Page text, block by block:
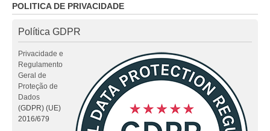
POLITICA DE PRIVACIDADE
Política GDPR
Privacidade e
Regulamento
Geral de
Proteção de
Dados
(GDPR) (UE)
2016/679